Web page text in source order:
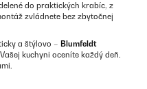
do praktických krabíc, z
zvládnete bez zbytočnej
a štýlovo – Blumfeldt
kuchyni oceníte každý deň.